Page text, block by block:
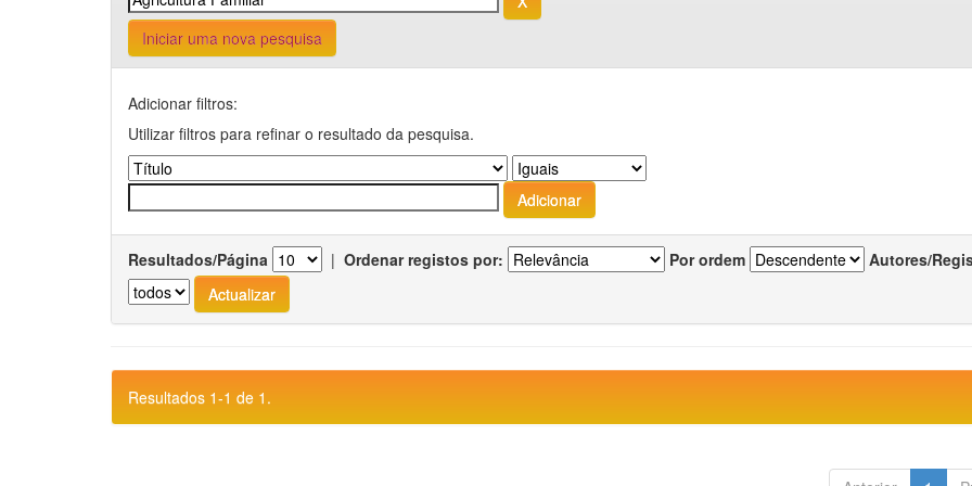
Iniciar uma nova pesquisa
Adicionar filtros:
Utilizar filtros para refinar o resultado da pesquisa.
Resultados/Página | Ordenar registos por: Por ordem Autores/
Resultados 1-1 de 1.